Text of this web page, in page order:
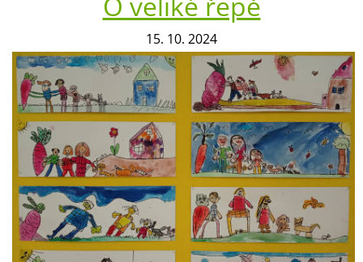
15. 10. 2024